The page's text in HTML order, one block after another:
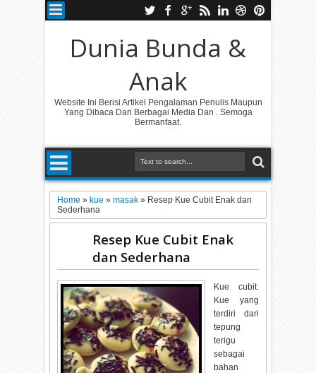
Dunia Bunda &
Anak
Website Ini Berisi Artikel Pengalaman Penulis Maupun
Yang Dibaca Dari Berbagai Media Dan . Semoga
Bermanfaat.
Home» kue»masak» Resep Kue Cubit Enak dan
Sederhana
Resep Kue Cubit Enak
dan Sederhana
Kue cubit.
Kue yang
terdiri dari
tepung
terigu
sebagai
bahan